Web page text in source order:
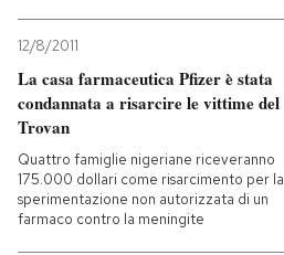
12/8/2011
La casa farmaceutica Pfizer è stata
condannata a risarcire le vittime del
Trovan
Quattro famiglie nigeriane riceveranno
175.000 dollari come risarcimento per la
sperimentazione non autorizzata di un
farmaco contro la meningite